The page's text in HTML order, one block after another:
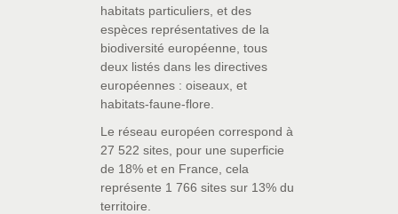
habitats particuliers, et des
espèces représentatives de la
biodiversité européenne, tous
deux listés dans les directives
européennes : oiseaux, et
habitats-faune-flore.
Le réseau européen correspond à
27 522 sites, pour une superficie
de 18% et en France, cela
représente 1 766 sites sur 13% du
territoire.